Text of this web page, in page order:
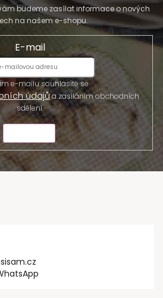
budeme zasílat informace o nových
na našem e-shopu.
E-mail
e-mailu souhlasíte se
údajůa zasíláním obchodních
sdělení.